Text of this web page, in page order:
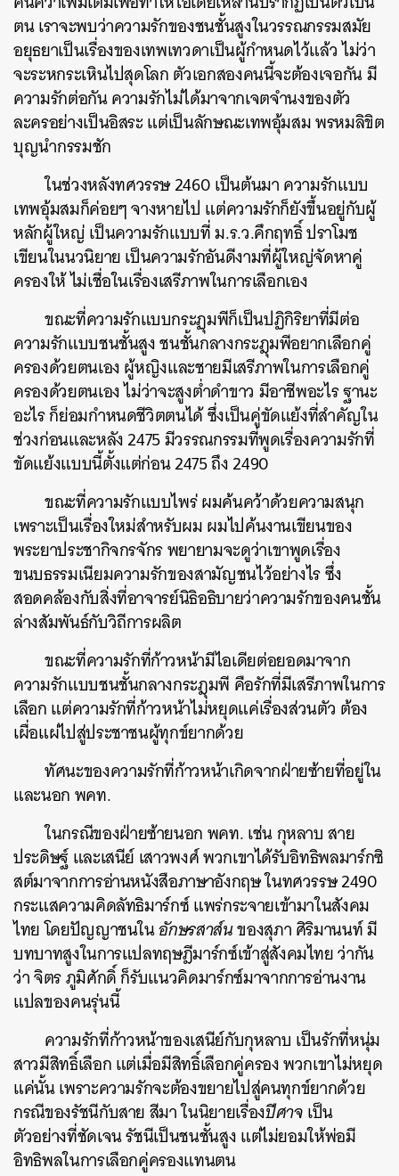
ตน เราจะพบว่าความรักของชนชั้นสูงในวรรณกรรมสมัย
อยุธยาเป็นเรื่องของเทพเทวดาเป็นผู้กำหนดไว้แล้ว ไม่ว่า
จะระหกระเหินไปสุดโลก ตัวเอกสองคนนี้จะต้องเจอกัน มี
ความรักต่อกัน ความรักไม่ได้มาจากเจตจำนงของตัว
ละครอย่างเป็นอิสระ แต่เป็นลักษณะเทพอุ้มสม พรหมลิขิต
บุญนำกรรมชัก
ในช่วงหลังทศวรรษ 2460 เป็นต้นมา ความรักแบบ
เทพอุ้มสมก็ค่อยๆ จางหายไป แต่ความรักก็ยังขึ้นอยู่กับผู้
หลักผู้ใหญ่ เป็นความรักแบบที่ ม.ร.ว.คึกฤทธิ์ ปราโมช
เขียนในนวนิยาย เป็นความรักอันดีงามที่ผู้ใหญ่จัดหาคู่
ครองให้ ไม่เชื่อในเรื่องเสรีภาพในการเลือกเอง
ขณะที่ความรักแบบกระฏุมพีก็เป็นปฏิกิริยาที่มีต่อ
ความรักแบบชนชั้นสูง ชนชั้นกลางกระฎุมพีอยากเลือกคู่
ครองด้วยตนเอง ผู้หญิงและชายมีเสรีภาพในการเลือกคู่
ครองด้วยตนเอง ไม่ว่าจะสูงต่ำดำขาว มีอาชีพอะไร ฐานะ
อะไร ก็ย่อมกำหนดชีวิตตนได้ ซึ่งเป็นคู่ขัดแย้งที่สำคัญใน
ช่วงก่อนและหลัง 2475 มีวรรณกรรมที่พูดเรื่องความรักที่
ขัดแย้งแบบนี้ตั้งแต่ก่อน 2475 ถึง 2490
ขณะที่ความรักแบบไพร่ ผมค้นคว้าด้วยความสนุก
เพราะเป็นเรื่องใหม่สำหรับผม ผมไปค้นงานเขียนของ
พระยาประชากิจกรจักรพยายามจะดูว่าเขาพูดเรื่อง
ขนบธรรมเนียมความรักของสามัญชนไว้อย่างไร ซึ่ง
สอดคล้องกับสิ่งที่อาจารย์นิธิอธิบายว่าความรักของคนชั้น
ล่างสัมพันธ์กับวิถีการผลิต
ขณะที่ความรักที่ก้าวหน้ามีไอเดียต่อยอดมาจาก
ความรักแบบชนชั้นกลางกระฎุมพี คือรักที่มีเสรีภาพในการ
เลือก แต่ความรักที่ก้าวหน้าไม่หยุดแค่เรื่องส่วนตัว ต้อง
เผื่อแผ่ไปสู่ประชาชนผู้ทุกข์ยากด้วย
ทัศนะของความรักที่ก้าวหน้าเกิดจากฝ่ายซ้ายที่อยู่ใน
และนอก พคท.
ในกรณีของฝ่ายซ้ายนอก พคท. เช่น กุหลาบ สาย
ประดิษฐ์ และเสนีย์ เสาวพงศ์ พวกเขาได้รับอิทธิพลมาร์กซิ
สต์มาจากการอ่านหนังสือภาษาอังกฤษ ในทศวรรษ 2490
กระแสความคิดลัทธิมาร์กซ์แพร่กระจายเข้ามาในสังคม
ไทย โดยปัญญาชนในอักษรสาส์นของสุภา ศิริมานนท์ มี
บทบาทสูงในการแปลทฤษฎีมาร์กซ์เข้าสู่สังคมไทย ว่ากัน
ว่า จิตร ภูมิศักดิ์ ก็รับแนวคิดมาร์กซ์มาจากการอ่านงาน
แปลของคนรุ่นนี้
ความรักที่ก้าวหน้าของเสนีย์กับกุหลาบ เป็นรักที่หนุ่ม
สาวมีสิทธิ์เลือก แต่เมื่อมีสิทธิ์เลือกคู่ครอง พวกเขาไม่หยุด
แค่นั้น เพราะความรักจะต้องขยายไปสู่คนทุกข์ยากด้วย
กรณีของรัชนีกับสาย สีมา ในนิยายเรื่องปีศาจเป็น
ตัวอย่างที่ชัดเจน รัชนีเป็นชนชั้นสูง แต่ไม่ยอมให้พ่อมี
อิทธิพลในการเลือกคู่ครองแทนตน